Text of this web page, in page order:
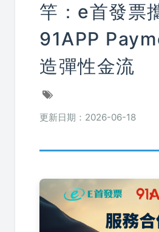
竿：e首發票
91APP
造彈性金流
更新日期：2026-06-18